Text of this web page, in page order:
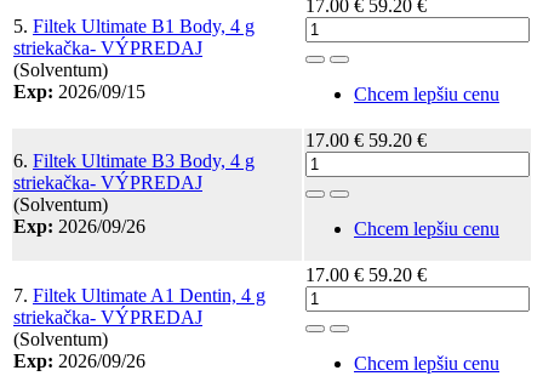
5. Filtek Ultimate B1 Body, 4 g
striekačka- VÝPREDAJ
(Solventum)
Exp: 2026/09/15
17.00 € 59.20 €
Toggle Dropdown
Chcem lepšiu cenu
6. Filtek Ultimate B3 Body, 4 g
striekačka- VÝPREDAJ
(Solventum)
Exp: 2026/09/26
17.00 € 59.20 €
Toggle Dropdown
Chcem lepšiu cenu
7. Filtek Ultimate A1 Dentin, 4 g
striekačka- VÝPREDAJ
(Solventum)
Exp: 2026/09/26
17.00 € 59.20 €
Toggle Dropdown
Chcem lepšiu cenu